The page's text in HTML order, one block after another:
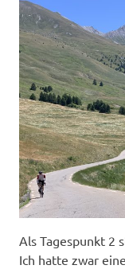
Als Tagespunkt 2
Ich hatte zwar